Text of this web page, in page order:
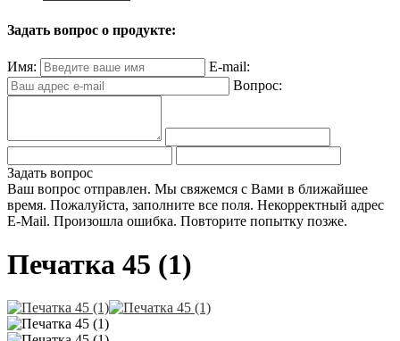
Задать вопрос о продукте:
Имя:
E-mail:
Вопрос:
Задать вопрос
Ваш вопрос отправлен. Мы свяжемся с Вами в ближайшее
время. Пожалуйста, заполните все поля. Некорректный адрес
E-Mail. Произошла ошибка. Повторите попытку позже.
Печатка 45 (1)